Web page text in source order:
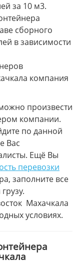
за 10 м3.
сборного
в зависимости
компания
произвести
компании.
по данной
Вас
Ещё Вы
перевозки
заполните все
Махачкала
условиях.